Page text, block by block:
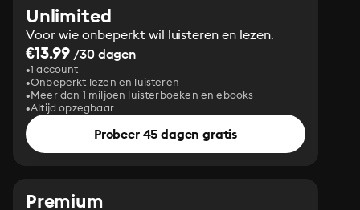
Unlimited
Voor wie onbeperkt wil luisteren en lezen.
€13.99 /30 dagen
1 account
Onbeperkt lezen en luisteren
Meer dan 1 miljoen luisterboeken en ebooks
Altijd opzegbaar
Probeer 45 dagen gratis
Premium